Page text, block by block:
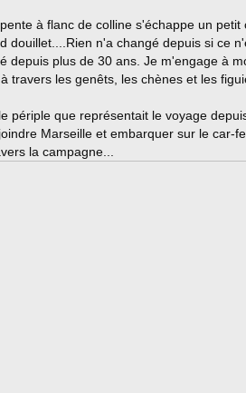
à flanc de colline s'échappe un
douillet....Rien n'a changé depuis si ce
depuis plus de 30 ans. Je m'engage à
travers les genêts, les chènes et les
périple que représentait le voyage
Marseille et embarquer sur le car-
la campagne...